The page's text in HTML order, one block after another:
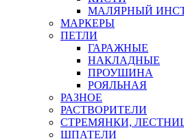
МАЛЯРНЫЙ
МАРКЕРЫ
ПЕТЛИ
ГАРАЖНЫЕ
НАКЛАДНЫЕ
ПРОУШИНА
РОЯЛЬНАЯ
РАЗНОЕ
РАСТВОРИТЕЛИ
СТРЕМЯНКИ,
ШПАТЕЛИ